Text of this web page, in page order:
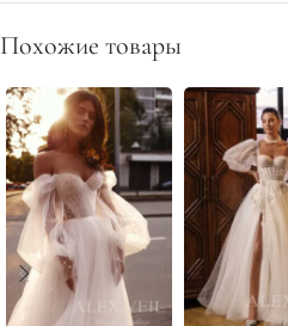
Похожие товары